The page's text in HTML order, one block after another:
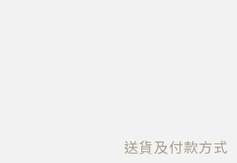
送貨及付款方式